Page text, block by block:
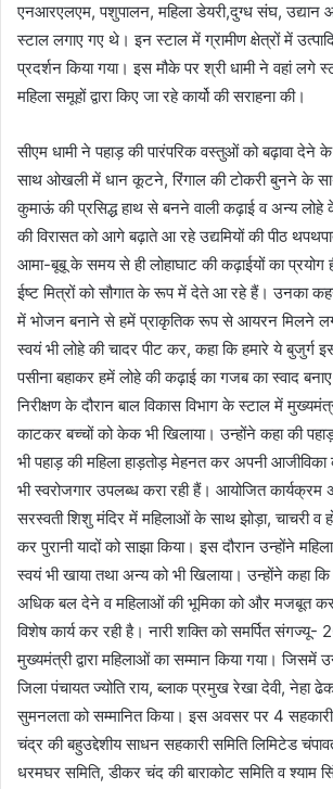
एनआरएलएम, पशुपालन, महिला डेयरी,दुग्ध संघ, उद्यान
स्टाल लगाए गए थे। इन स्टाल में ग्रामीण क्षेत्रों में
प्रदर्शन किया गया। इस मौके पर श्री धामी ने वहां लगे
महिला समूहों द्वारा किए जा रहे कार्यो की सराहना की।
सीएम धामी ने पहाड़ की पारंपरिक वस्तुओं को बढ़ावा देने
साथ ओखली में धान कूटने, रिंगाल की टोकरी बुनने के साथ
कुमाऊं की प्रसिद्ध हाथ से बनने वाली कढ़ाई व अन्य लोहे
की विरासत को आगे बढ़ाते आ रहे उद्यमियों की पीठ
आमा-बूबू के समय से ही लोहाघाट की कढ़ाईयों का प्रयोग
ईष्ट मित्रों को सौगात के रूप में देते आ रहे हैं। उनका
में भोजन बनाने से हमें प्राकृतिक रूप से आयरन मिलने
स्वयं भी लोहे की चादर पीट कर, कहा कि हमारे ये बुजुर्ग
पसीना बहाकर हमें लोहे की कढ़ाई का गजब का स्वाद
निरीक्षण के दौरान बाल विकास विभाग के स्टाल में
काटकर बच्चों को केक भी खिलाया। उन्होंने कहा की पहाड़
भी पहाड़ की महिला हाड़तोड़ मेहनत कर अपनी
भी स्वरोजगार उपलब्ध करा रही हैं। आयोजित कार्यक्रम
सरस्वती शिशु मंदिर में महिलाओं के साथ झोड़ा, चाचरी व
कर पुरानी यादों को साझा किया। इस दौरान उन्होंने
स्वयं भी खाया तथा अन्य को भी खिलाया। उन्होंने कहा
अधिक बल देने व महिलाओं की भूमिका को और मजबूत
विशेष कार्य कर रही है। नारी शक्ति को समर्पित संगज्यू-
मुख्यमंत्री द्वारा महिलाओं का सम्मान किया गया। जिसमें
जिला पंचायत ज्योति राय, ब्लाक प्रमुख रेखा देवी, नेहा
सुमनलता को सम्मानित किया। इस अवसर पर 4 सहकारी
चंद्र की बहुउद्देशीय साधन सहकारी समिति लिमिटेड
धरमघर समिति, डीकर चंद की बाराकोट समिति व श्याम